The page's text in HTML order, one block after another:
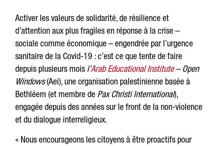
Activer les valeurs de solidarité, de résilience et
d’attention aux plus fragiles en réponse à la crise –
sociale comme économique – engendrée par l’urgence
sanitaire de la Covid-19 : c’est ce que tente de faire
depuis plusieurs mois l’Arab Educational Institute– Open
Windows(Aei), une organisation palestinienne basée à
Bethléem (et membre de Pax Christi International),
engagée depuis des années sur le front de la non-violence
et du dialogue interreligieux.
« Nous encourageons les citoyens à être proactifs pour